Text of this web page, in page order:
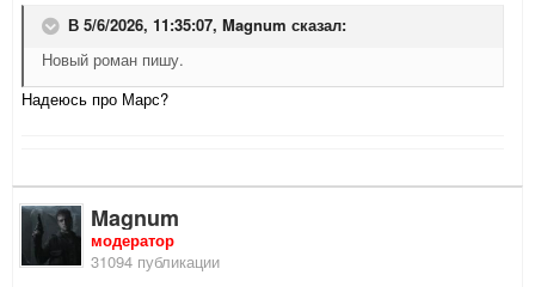
В 5/6/2026, 11:35:07, Magnum сказал:
Новый роман пишу.
Надеюсь про Марс?
Magnum
модератор
31094 публикации